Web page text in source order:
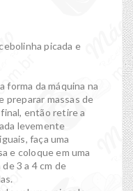
picada e
da máquina na
preparar massas de
então retire a
levemente
faça uma
e coloque em uma
3 a 4 cm de